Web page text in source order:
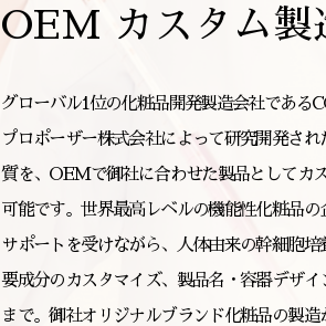
OEM カスタム製
グローバル1位の化粧品開発製造会社である
プロポーザー株式会社によって研究開発さ
質を、OEMで御社に合わせた製品としてカ
可能です。世界最高レベルの機能性化粧品
サポートを受けながら、人体由来の幹細胞
要成分のカスタマイズ、製品名・容器デザイ
まで。御社オリジナルブランド化粧品の製造